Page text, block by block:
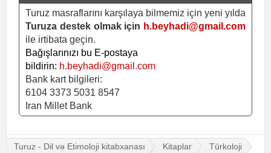
Turuz masraflarını karşılaya bilmemiz için yeni yılda
Turuza destek olmak için h.beyhadi@gmail.com
ile irtibata geçin.
Bağışlarınızı bu E-postaya
bildirin: h.beyhadi@gmail.com
Bank kart bilgileri:
6104 3373 5031 8547
Iran Millet Bank
Turuz - Dil və Etimoloji kitabxanası Kitaplar Türkoloji